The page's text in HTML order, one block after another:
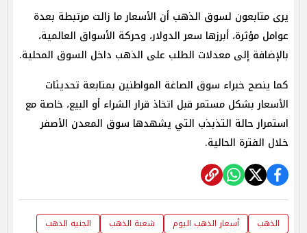
يرى متابعون لسوق الذهب أن الأسعار ما زالت مرتبطة بعدة
عوامل مؤثرة، أبرزها سعر الدولار، وحركة الأسواق العالمية،
بالإضافة إلى معدلات الطلب على الذهب داخل السوق المحلية.
كما ينصح خبراء سوق الصاغة المواطنين بمتابعة تحديثات
الأسعار بشكل مستمر قبل اتخاذ قرار الشراء أو البيع، خاصة مع
استمرار حالة التذبذب التي يشهدها سوق المعدن الأصفر
خلال الفترة الحالية.
الذهب أسعار الذهب اليوم شعبة الذهب
الجنيه الذهب